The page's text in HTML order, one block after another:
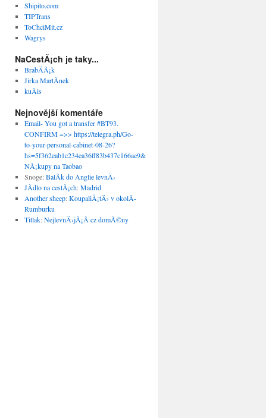
Shipito.com
TIPTrans
ToChciMit.cz
Wagrys
NaCestÃ¡ch je taky...
BrabÄÃ¡k
Jirka MartÃ­nek
kuÄis
Nejnovější komentáře
Email- You got a transfer #BT93.
CONFIRM =>> https://telegra.ph/Go-
to-your-personal-cabinet-08-26?
hs=5f362eab1c234ea36ff83b437c166ae9&:
NÃ¡kupy na Taobao
Snoge:BalÃ­k do Anglie levnÄ›
JÃ­dlo na cestÃ¡ch:Madrid
Another sheep:KoupaliÅ¡tÄ› v okolÃ­
Rumburku
Titlak:NejlevnÄ›jÅ¡Ã­ cz domÃ©ny